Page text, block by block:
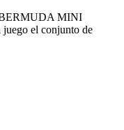
BERMUDA MINI
el conjunto de